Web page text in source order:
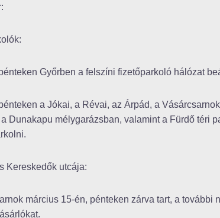
Győrben a felszíni fizetőparkoló hálózat
a Jókai, a Révai, az Árpád, a
Dunakapu mélygarázsban, valamint a Fürdő téri
Kereskedők utcája:
március 15-én, pénteken zárva tart, a további